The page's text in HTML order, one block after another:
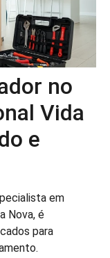
no
Vida
e
em
Nova, é
para